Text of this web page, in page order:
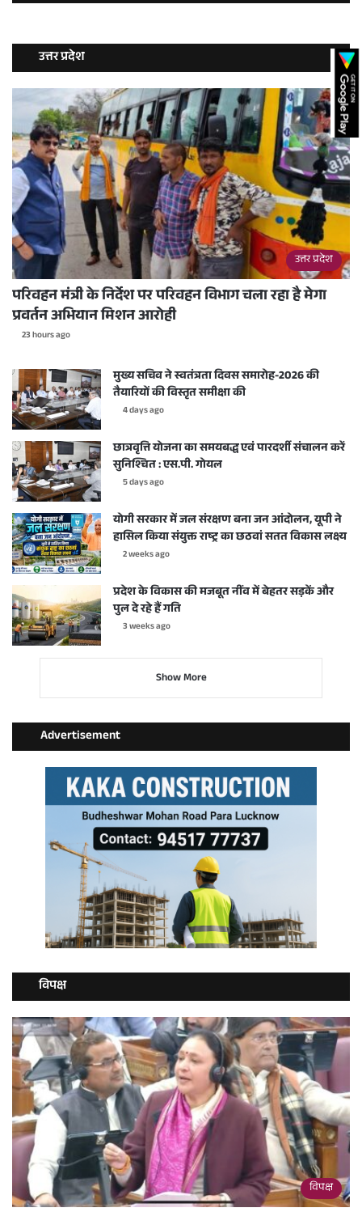
उत्तर प्रदेश
उत्तर प्रदेश
परिवहन मंत्री के निर्देश पर परिवहन विभाग चला रहा है मेगा
प्रवर्तन अभियान मिशन आरोही
23 hours ago
मुख्य सचिव ने स्वतंत्रता दिवस समारोह-2026 की
तैयारियों की विस्तृत समीक्षा की
4 days ago
छात्रवृत्ति योजना का समयबद्ध एवं पारदर्शी संचालन करें
सुनिश्चित : एस.पी. गोयल
5 days ago
योगी सरकार में जल संरक्षण बना जन आंदोलन, यूपी ने
हासिल किया संयुक्त राष्ट्र का छठवां सतत विकास लक्ष्य
2 weeks ago
प्रदेश के विकास की मजबूत नींव में बेहतर सड़कें और
पुल दे रहे हैं गति
3 weeks ago
Show More
Advertisement
विपक्ष
विपक्ष